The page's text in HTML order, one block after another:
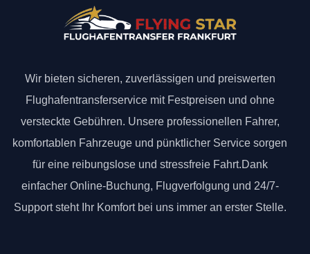
Wir bieten sicheren, zuverlässigen und preiswerten
Flughafentransferservice mit Festpreisen und ohne
versteckte Gebühren. Unsere professionellen Fahrer,
komfortablen Fahrzeuge und pünktlicher Service sorgen
für eine reibungslose und stressfreie Fahrt.Dank
einfacher Online-Buchung, Flugverfolgung und 24/7-
Support steht Ihr Komfort bei uns immer an erster Stelle.